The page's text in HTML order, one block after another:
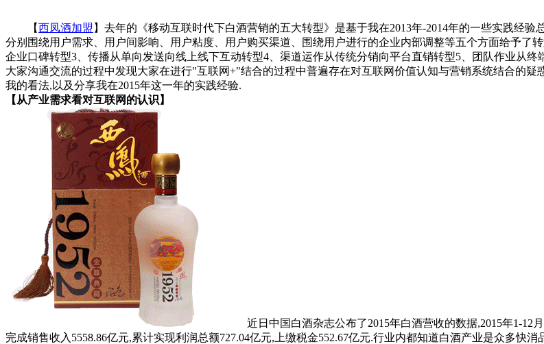
【西凤酒加盟 】去年的《移动互联时代下白酒营销的五大转型》是基于我在2013年-2014年的一些实践经
分别围绕用户需求、用户间影响、用户粘度、用户购买渠道、围绕用户进行的企业内部调整等五个方面给予了
企业口碑转型3、传播从单向发送向线上线下互动转型4、渠道运作从传统分销向平台直销转型5、团队作业从
大家沟通交流的过程中发现大家在进行"互联网+"结合的过程中普遍存在对互联网价值认知与营销系统结合的
我的看法,以及分享我在2015年这一年的实践经验.
【从产业需求看对互联网的认识】
近日中国白酒杂志公布了2015年白酒营收的数据,2015年1-12
完成销售收入5558.86亿元,累计实现利润总额727.04亿元,上缴税金552.67亿元.行业内都知道白酒产业是众多快